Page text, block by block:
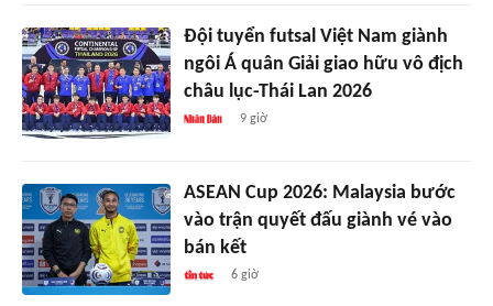
Đội tuyển futsal Việt Nam giành
ngôi Á quân Giải giao hữu vô địch
châu lục-Thái Lan 2026
9 giờ
ASEAN Cup 2026: Malaysia bước
vào trận quyết đấu giành vé vào
bán kết
6 giờ